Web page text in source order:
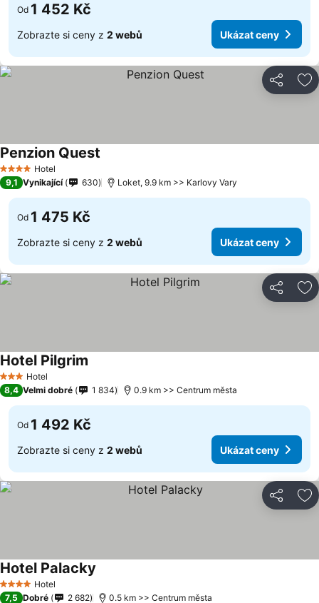
Od 1 452 Kč
Zobrazte si ceny z 2 webů Ukázat ceny
Sdílet
4 Počet hvězdiček
Hotel
Penzion Quest
9,1 Vynikající 630 Loket, 9.9 km >> Karlovy Vary
Od 1 475 Kč
Zobrazte si ceny z 2 webů Ukázat ceny
Sdílet
3 Počet hvězdiček
Hotel
Hotel Pilgrim
8,4 Velmi dobré 1 834 0.9 km >> Centrum města
Od 1 492 Kč
Zobrazte si ceny z 2 webů Ukázat ceny
Sdílet
4 Počet hvězdiček
Hotel
Hotel Palacky
7,5 Dobré 2 682 0.5 km >> Centrum města